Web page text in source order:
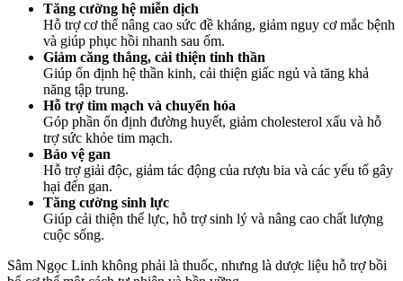
Tăng cường hệ miễn dịch
Hỗ trợ cơ thể nâng cao sức đề kháng, giảm nguy cơ mắc bệnh
và giúp phục hồi nhanh sau ốm.
Giảm căng thẳng, cải thiện tinh thần
Giúp ổn định hệ thần kinh, cải thiện giấc ngủ và tăng khả
năng tập trung.
Hỗ trợ tim mạch và chuyển hóa
Góp phần ổn định đường huyết, giảm cholesterol xấu và hỗ
trợ sức khỏe tim mạch.
Bảo vệ gan
Hỗ trợ giải độc, giảm tác động của rượu bia và các yếu tố gây
hại đến gan.
Tăng cường sinh lực
Giúp cải thiện thể lực, hỗ trợ sinh lý và nâng cao chất lượng
cuộc sống.
Sâm Ngọc Linh không phải là thuốc, nhưng là dược liệu hỗ trợ bồi